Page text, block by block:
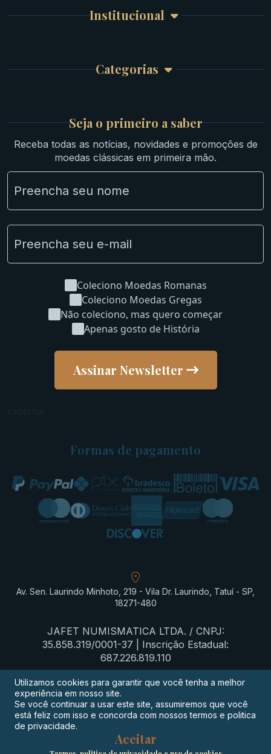
Institucional
Meus Pedidos
Carrinho de Compra
Atendimento
Categorias
Byzantinas
Bíblicas
Ouro
Ibéricas
Lotes Grandes
Material Numismático
NGC e NNC Encapsuladas
Novidades
Seja o primeiro a saber
Receba todas as notícias, novidades e promoções de
moedas clássicas em primeira mão.
Coleciono Moedas Romanas
Coleciono Moedas Gregas
Não coleciono, mas quero começar
Apenas gosto de História
Assinar Newsletter
Formas de pagamento
Av. Sen. Laurindo Minhoto, 219 - Vila Dr. Laurindo, Tatuí - SP,
18271-480
JAFET NUMISMATICA LTDA. / CNPJ:
35.858.319/0001-37 | Inscrição Estadual:
687.226.819.110
Termos de privacidade
Digimeta
Utilizamos cookies para garantir que você tenha a melhor
experiência em nosso site.
Se você continuar a usar este site, assumiremos que você
está feliz com isso e concorda com nossos termos e politica
de privacidade.
Aceitar